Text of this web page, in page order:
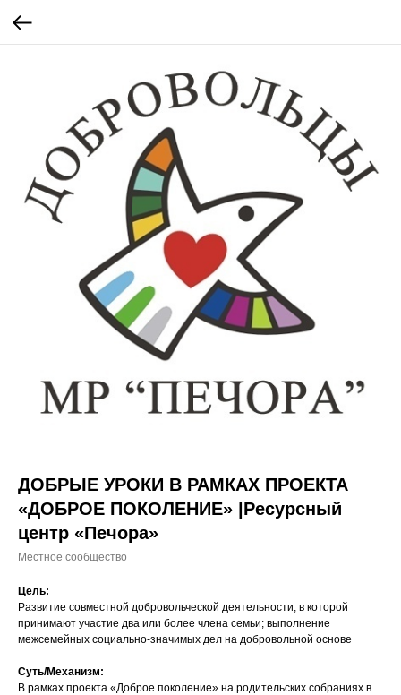
ДОБРЫЕ УРОКИ В РАМКАХ ПРОЕКТА
«ДОБРОЕ ПОКОЛЕНИЕ» |Ресурсный
центр «Печора»
Местное сообщество
Цель:
Развитие совместной добровольческой деятельности, в которой
принимают участие два или более члена семьи; выполнение
межсемейных социально-значимых дел на добровольной основе
Суть/Механизм:
В рамках проекта «Доброе поколение» на родительских собраниях в